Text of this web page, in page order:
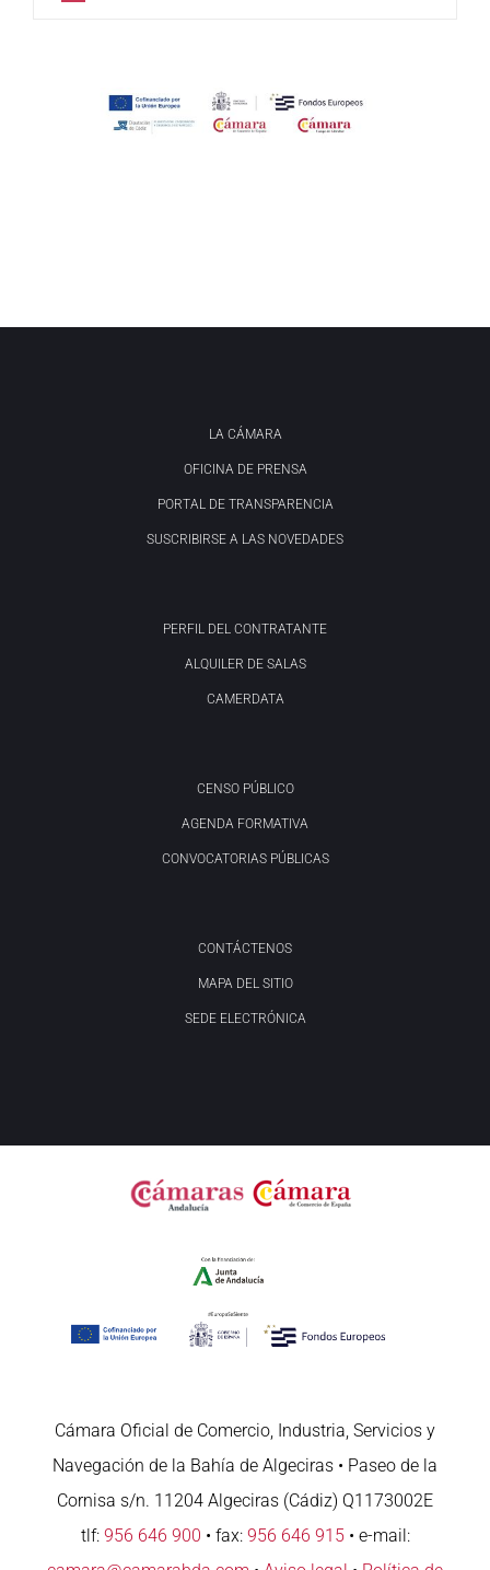
LA CÁMARA
OFICINA DE PRENSA
PORTAL DE TRANSPARENCIA
SUSCRIBIRSE A LAS NOVEDADES
PERFIL DEL CONTRATANTE
ALQUILER DE SALAS
CAMERDATA
CENSO PÚBLICO
AGENDA FORMATIVA
CONVOCATORIAS PÚBLICAS
CONTÁCTENOS
MAPA DEL SITIO
SEDE ELECTRÓNICA
Cámara Oficial de Comercio, Industria, Servicios y
Navegación de la Bahía de Algeciras • Paseo de la
Cornisa s/n. 11204 Algeciras (Cádiz) Q1173002E
tlf: 956 646 900 • fax: 956 646 915• e-mail: